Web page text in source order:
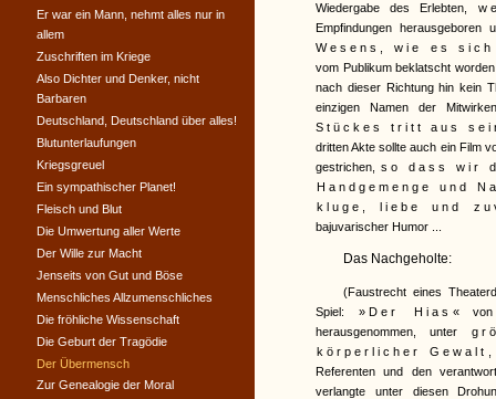
Wiedergabe des Erlebten,
Empfindungen
Wesens, wie es
vom Publikum beklatscht
nach dieser Richtung hin kein
einzigen Namen der
Stückes tritt aus
dritten Akte sollte auch ein Film
gestrichen, so dass wir
Handgemenge und
kluge, liebe und
bajuvarischer Humor ...
Das Nachgeholte:
(Faustrecht eines
Spiel:
»Der Hias «
herausgenommen, unter
körperlicher Gewalt
Referenten und den
verlangte unter diesen
Er war ein Mann, nehmt alles nur in
allem
Zuschriften im Kriege
Also Dichter und Denker, nicht
Barbaren
Deutschland, Deutschland über alles!
Blutunterlaufungen
Kriegsgreuel
Ein sympathischer Planet!
Fleisch und Blut
Die Umwertung aller Werte
Der Wille zur Macht
Jenseits von Gut und Böse
Menschliches Allzumenschliches
Die fröhliche Wissenschaft
Die Geburt der Tragödie
Der Übermensch
Zur Genealogie der Moral